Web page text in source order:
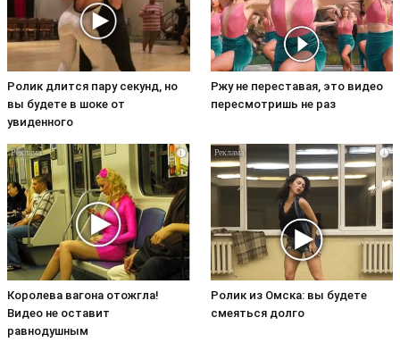
Ролик длится пару секунд, но
вы будете в шоке от
увиденного
Ржу не переставая, это видео
пересмотришь не раз
i
Королева вагона отожгла!
Видео не оставит
равнодушным
i
Ролик из Омска: вы будете
смеяться долго